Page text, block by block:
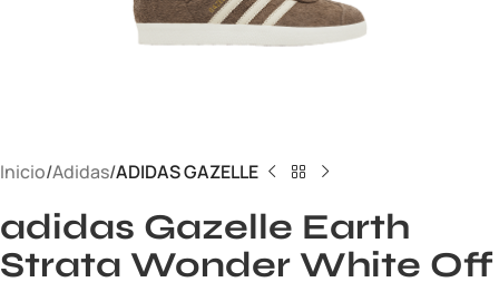
Inicio Adidas ADIDAS GAZELLE
adidas Gazelle Earth
Strata Wonder White Off